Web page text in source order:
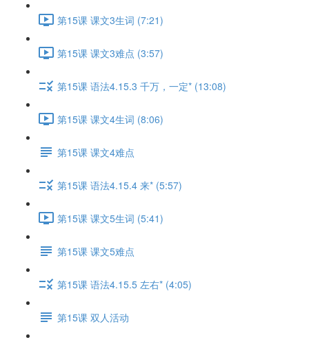
第15课 课文3生词 (7:21)
第15课 课文3难点 (3:57)
第15课 语法4.15.3 千万，一定* (13:08)
第15课 课文4生词 (8:06)
第15课 课文4难点
第15课 语法4.15.4 来* (5:57)
第15课 课文5生词 (5:41)
第15课 课文5难点
第15课 语法4.15.5 左右* (4:05)
第15课 双人活动